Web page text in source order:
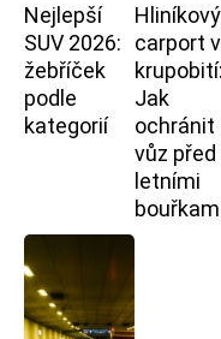
Nejlepší
SUV 2026:
žebříček
podle
kategorií
Hliníkový
carport
krupobití:
Jak
ochránit
vůz před
letními